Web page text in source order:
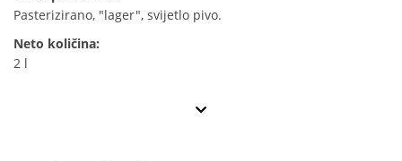
Pasterizirano, "lager", svijetlo pivo.
Neto količina:
2 l